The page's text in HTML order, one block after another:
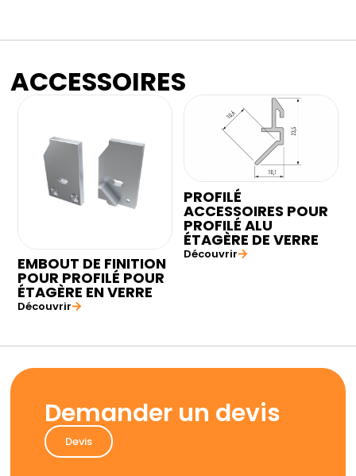
ACCESSOIRES
EMBOUT DE FINITION
POUR PROFILÉ POUR
ÉTAGÈRE EN VERRE
Découvrir
PROFILÉ
ACCESSOIRES POUR
PROFILÉ ALU
ÉTAGÈRE DE VERRE
Découvrir
Demander un devis
Devis